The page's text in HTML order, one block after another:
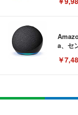
a、セ
￥
い 跳
EIZO